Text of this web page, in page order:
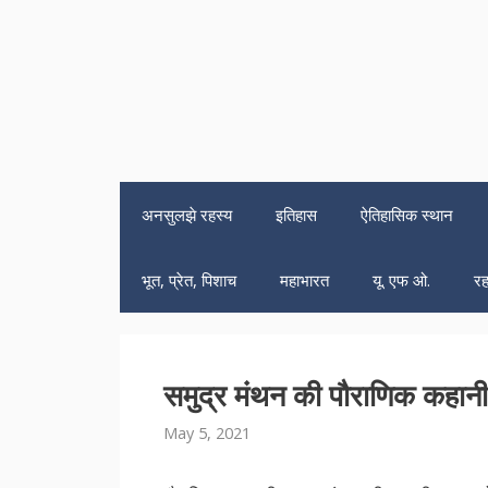
अनसुलझे रहस्य इतिहास ऐतिहासिक स्थान
भूत, प्रेत, पिशाच महाभारत यू. एफ ओ.
समुद्र मंथन की पौराणिक
May 5, 2021